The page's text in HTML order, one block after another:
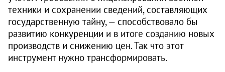
техники и сохранении сведений, составляющих
государственную тайну, — способствовало бы
развитию конкуренции и в итоге созданию новых
производств и снижению цен. Так что этот
инструмент нужно трансформировать.